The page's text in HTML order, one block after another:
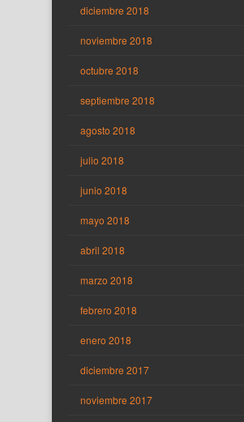
diciembre 2018
noviembre 2018
octubre 2018
septiembre 2018
agosto 2018
julio 2018
junio 2018
mayo 2018
abril 2018
marzo 2018
febrero 2018
enero 2018
diciembre 2017
noviembre 2017